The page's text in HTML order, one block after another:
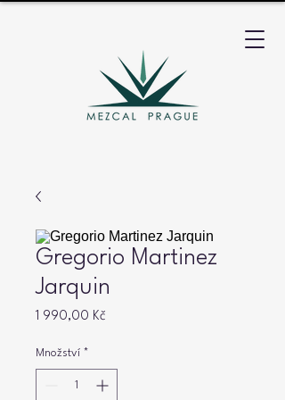
Gregorio Martinez
Jarquin
1 990,00 Kč
Množství *